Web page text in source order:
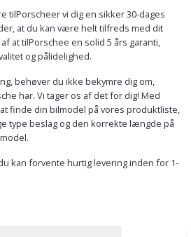
tilPorscheer vi dig en sikker 30-dages
at du kan være helt tilfreds med dit
at tilPorschee en solid 5 års garanti,
og pålidelighed.
behøver du ikke bekymre dig om,
har. Vi tager os af det for dig! Med
finde din bilmodel på vores produktliste,
type beslag og den korrekte længde på
kan forvente hurtig levering inden for 1-